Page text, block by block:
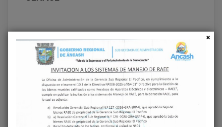
Deja una respuesta